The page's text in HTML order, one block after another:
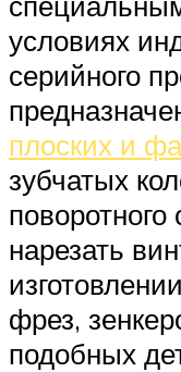
условиях
серийного
плоских и
зубчатых
поворотного
нарезать
фрез,
подобных